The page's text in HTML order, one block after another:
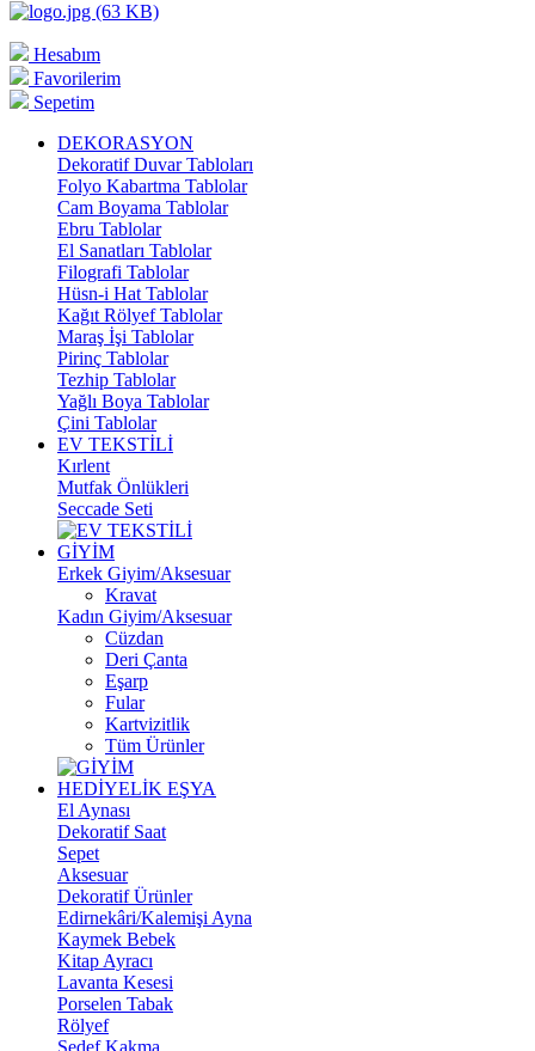
Hesabım
Favorilerim
Sepetim
DEKORASYON
Dekoratif Duvar Tabloları
Folyo Kabartma Tablolar
Cam Boyama Tablolar
Ebru Tablolar
El Sanatları Tablolar
Filografi Tablolar
Hüsn-i Hat Tablolar
Kağıt Rölyef Tablolar
Maraş İşi Tablolar
Pirinç Tablolar
Tezhip Tablolar
Yağlı Boya Tablolar
Çini Tablolar
EV TEKSTİLİ
Kırlent
Mutfak Önlükleri
Seccade Seti
GİYİM
Erkek Giyim/Aksesuar
Kravat
Kadın Giyim/Aksesuar
Cüzdan
Deri Çanta
Eşarp
Fular
Kartvizitlik
Tüm Ürünler
HEDİYELİK EŞYA
El Aynası
Dekoratif Saat
Sepet
Aksesuar
Dekoratif Ürünler
Edirnekâri/Kalemişi Ayna
Kaymek Bebek
Kitap Ayracı
Lavanta Kesesi
Porselen Tabak
Rölyef
Sedef Kakma